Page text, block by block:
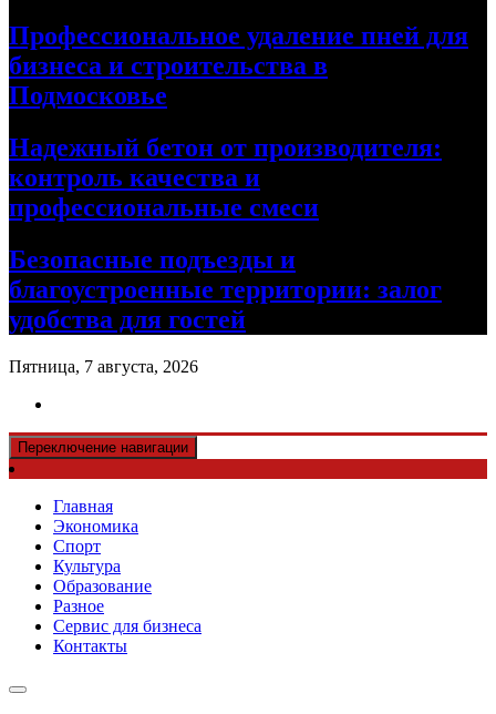
Профессиональное удаление пней для
бизнеса и строительства в
Подмосковье
Надежный бетон от производителя:
контроль качества и
профессиональные смеси
Безопасные подъезды и
благоустроенные территории: залог
удобства для гостей
Пятница, 7 августа, 2026
Переключение навигации
Главная
Экономика
Спорт
Культура
Образование
Разное
Сервис для бизнеса
Контакты